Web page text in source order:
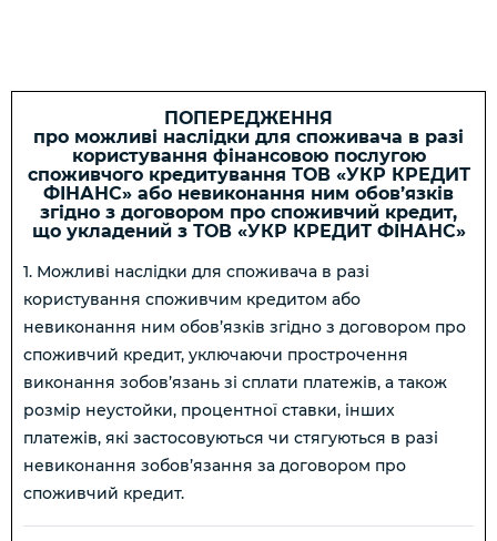
ПОПЕРЕДЖЕННЯ
про можливі наслідки для споживача в разі
користування фінансовою послугою
споживчого кредитування ТОВ «УКР КРЕДИТ
ФІНАНС» або невиконання ним обов’язків
згідно з договором про споживчий кредит,
що укладений з ТОВ «УКР КРЕДИТ ФІНАНС»
1. Можливі наслідки для споживача в разі
користування споживчим кредитом або
невиконання ним обов’язків згідно з договором про
споживчий кредит, уключаючи прострочення
виконання зобов’язань зі сплати платежів, а також
розмір неустойки, процентної ставки, інших
платежів, які застосовуються чи стягуються в разі
невиконання зобов’язання за договором про
споживчий кредит.